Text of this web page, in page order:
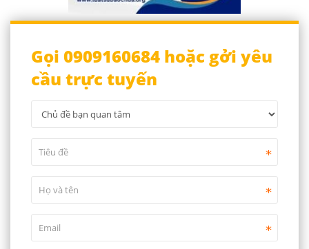
Gọi 0909160684 hoặc gởi yêu
cầu trực tuyến